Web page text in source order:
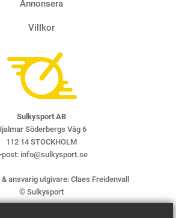
Annonsera
Villkor
Sulkysport AB
Söderbergs Väg 6
112 14 STOCKHOLM
post: info@sulkysport.se
ansvarig utgivare: Claes Freidenvall
© Sulkysport